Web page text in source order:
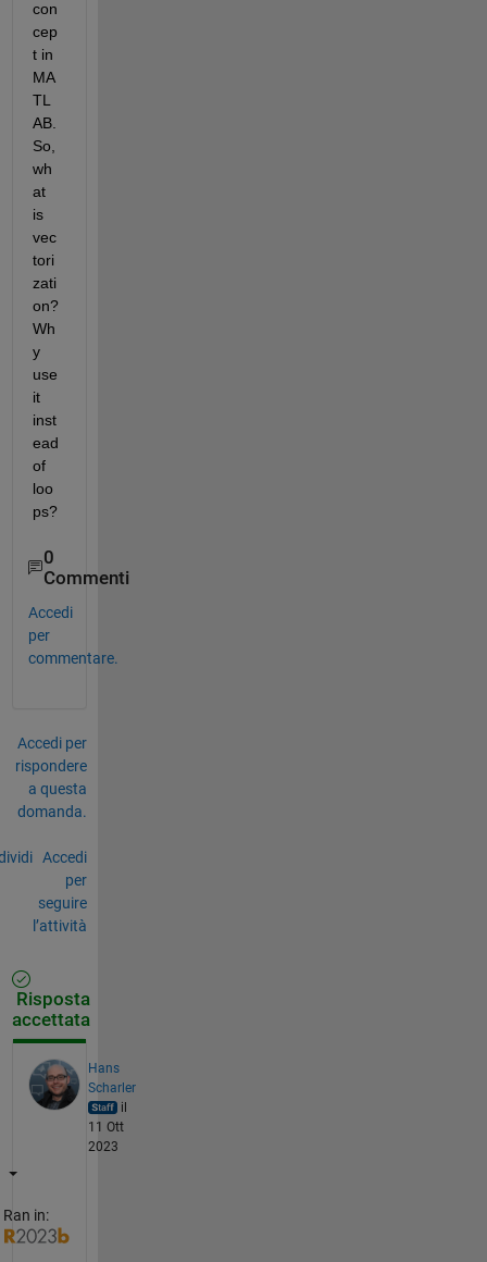
con
cep
t in
MA
TL
AB.
So,
wh
at
is
vec
tori
zati
on?
Wh
y
use
it
inst
ead
of
loo
ps?
0
Commenti
Accedi
per
commentare.
Accedi per
rispondere
a questa
domanda.
Accedi
per
seguire
l’attività
Risposta
accettata
Hans
Scharler
il
11 Ott
2023
Ran in: